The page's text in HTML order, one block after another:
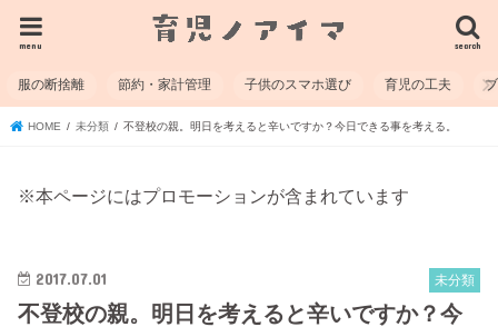
search
menu
服の断捨離 節約・家計管理 子供のスマホ選び 育児の工夫
HOME 未分類 不登校の親。明日を考えると辛いですか？今日できる事を考える。
※本ページにはプロモーションが含まれています
未分類
2017.07.01
不登校の親。明日を考えると辛いですか？今